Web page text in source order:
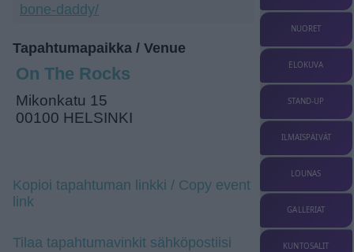
bone-daddy/
Tapahtumapaikka / Venue
On The Rocks
Mikonkatu 15
00100 HELSINKI
Kopioi tapahtuman linkki / Copy event
link
Tilaa tapahtumavinkit sähköpostiisi
NUORET
ELOKUVA
STAND-UP
ILMAISPÄIVÄT
LOUNAS
GALLERIAT
KUNTOSALIT